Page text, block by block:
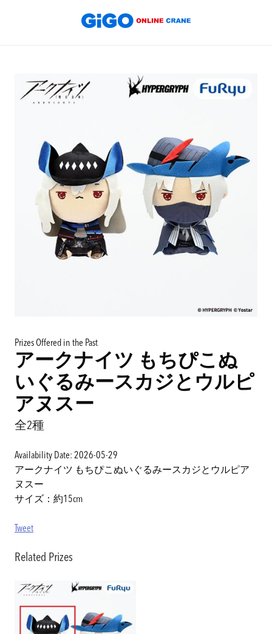
Prizes Offered in the Past
アークナイツ もちぴこぬ
いぐるみースカジとウルピ
アヌスー
全2種
Availability Date: 2026-05-29
アークナイツ もちぴこぬいぐるみースカジとウルピア
ヌスー
サイズ：約15cm
Tweet
Related Prizes